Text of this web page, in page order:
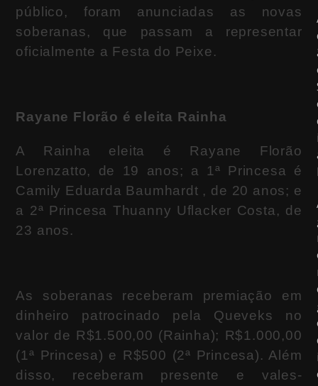
público, foram anunciadas as novas
soberanas, que passam a representar
oficialmente a Festa do Peixe.
Rayane Florão é eleita Rainha
A Rainha eleita é Rayane Florão
Lorenzatto, de 19 anos; a 1ª Princesa é
Camily Eduarda Baumhardt , de 20 anos; e
a 2ª Princesa Thuanny Uflacker Costa, de
23 anos.
As soberanas receberam premiação em
dinheiro patrocinado pela Queveks no
valor de R$1.500,00 (Rainha); R$1.000,00
(1ª Princesa) e R$500 (2ª Princesa). Além
disso, receberam presente e vales-